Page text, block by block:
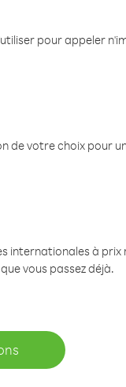
pour appeler
de votre choix pour
internationales à prix
vous passez déjà.